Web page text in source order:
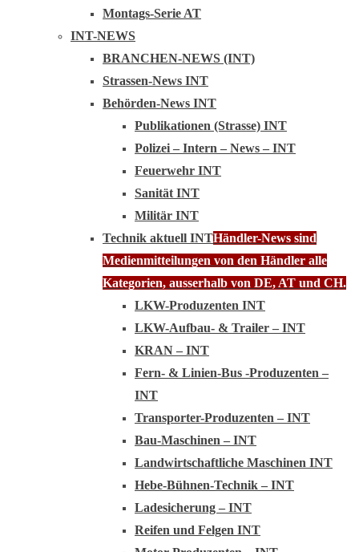
Montags-Serie AT
INT-NEWS
BRANCHEN-NEWS (INT)
Strassen-News INT
Behörden-News INT
Publikationen (Strasse) INT
Polizei – Intern – News – INT
Feuerwehr INT
Sanität INT
Militär INT
Technik aktuell INTHändler-News sind
Medienmitteilungen von den Händler alle
Kategorien, ausserhalb von DE, AT und CH.
LKW-Produzenten INT
LKW-Aufbau- & Trailer – INT
KRAN – INT
Fern- & Linien-Bus -Produzenten –
INT
Transporter-Produzenten – INT
Bau-Maschinen – INT
Landwirtschaftliche Maschinen INT
Hebe-Bühnen-Technik – INT
Ladesicherung – INT
Reifen und Felgen INT